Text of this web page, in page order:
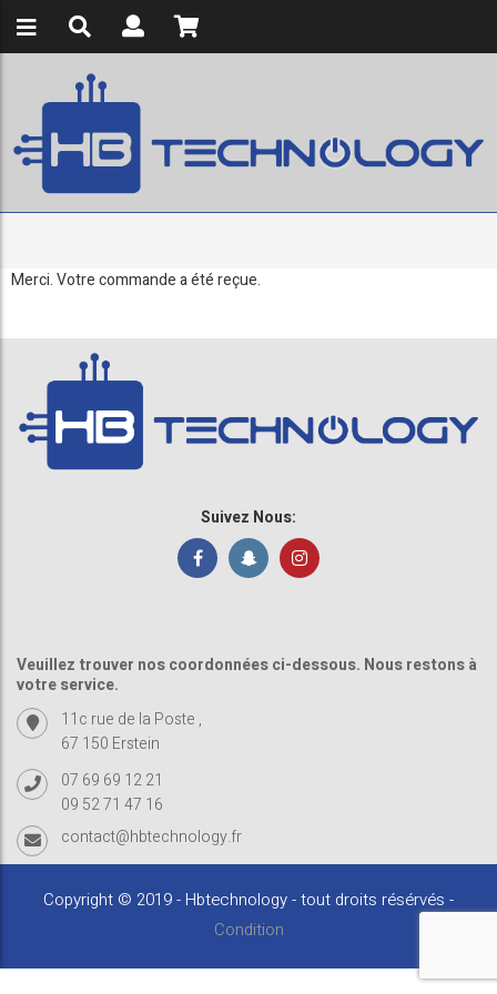
Merci. Votre commande a été reçue.
Suivez Nous:
Veuillez trouver nos coordonnées ci-dessous. Nous restons à
votre service.
11c rue de la Poste ,
67 150 Erstein
07 69 69 12 21
09 52 71 47 16
contact@hbtechnology.fr
Copyright © 2019 - Hbtechnology - tout droits résérvés -
Condition